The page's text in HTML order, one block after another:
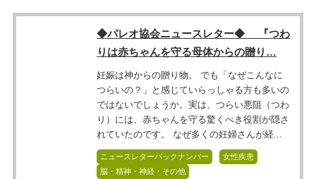
◆パレオ協会ニュースレター◆ 『つわ
りは赤ちゃんを守る母体からの贈り…
妊娠は神からの贈り物。 でも「なぜこんなに
つらいの？」と感じていらっしゃる方も多いの
ではないでしょうか。実は、つらい悪阻（つわ
り）には、赤ちゃんを守る驚くべき役割が隠さ
れていたのです。 なぜ多くの妊婦さんが経...
ニュースレターバックナンバー
女性疾患
脳・精神・神経・その他